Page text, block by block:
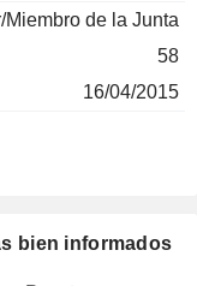
Miembro de la Junta
58
16/04/2015
bien informados